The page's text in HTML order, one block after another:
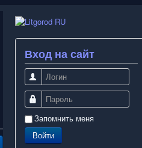
Вход на сайт
Логин
Пароль
Запомнить меня
Войти